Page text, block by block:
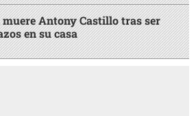
Antony Castillo tras ser
en su casa